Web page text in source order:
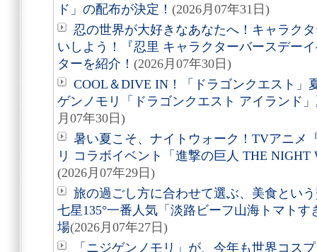
ド」の配布が決定！ (2026月07年31日)
忍の世界が大好きなあなたへ！キャラク
いしよう！『忍里 キャラクターバースデー
ターを紹介！ (2026月07年30日)
COOL＆DIVE IN！「ドラゴンクエスト」
ゲンノモリ「ドラゴンクエスト アイランド
月07年30日)
暑い夏こそ、ナイトウォーク！TVアニメ
リ コラボイベント「進撃の巨人 THE
(2026月07年29日)
旅の過ごし方に合わせて選ぶ、美食とい
七星135°一番人気「淡路ビーフ山海トマト
場(2026月07年27日)
「ニジゲンノモリ」が、今年も世界コス